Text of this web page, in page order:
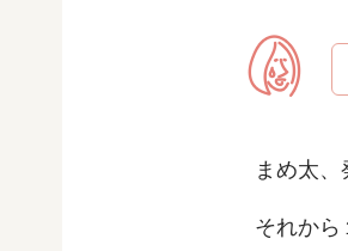
まめ太、
それから